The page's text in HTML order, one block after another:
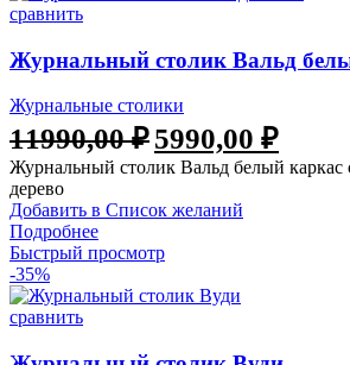
сравнить
Журнальный столик Вальд
Журнальные столики
11990,00₽5990,00 ₽
Журнальный столик Вальд белый каркас
дерево
Добавить в Список желаний
Подробнее
Быстрый просмотр
-35%
сравнить